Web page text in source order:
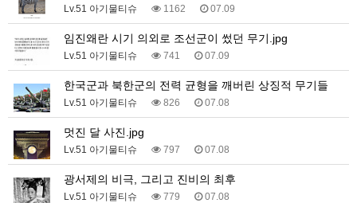
Lv.51 아기물티슈 1162 07.09
임진왜란 시기 의외로 조선군이 썼던 무기.jpg
Lv.51 아기물티슈 741 07.09
한국군과 북한군의 전력 균형을 깨버린 상징적 무기들
Lv.51 아기물티슈 826 07.08
멋진 달 사진.jpg
Lv.51 아기물티슈 797 07.08
광서제의 비극, 그리고 진비의 최후
Lv.51 아기물티슈 779 07.08